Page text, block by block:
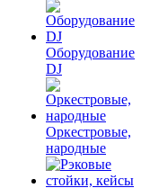
Оборудование
DJ
Оркестровые,
народные